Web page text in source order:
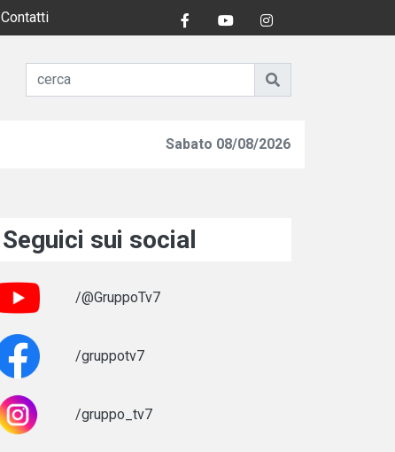
Contatti
Sabato 08/08/2026
Seguici sui social
/@GruppoTv7
/gruppotv7
/gruppo_tv7